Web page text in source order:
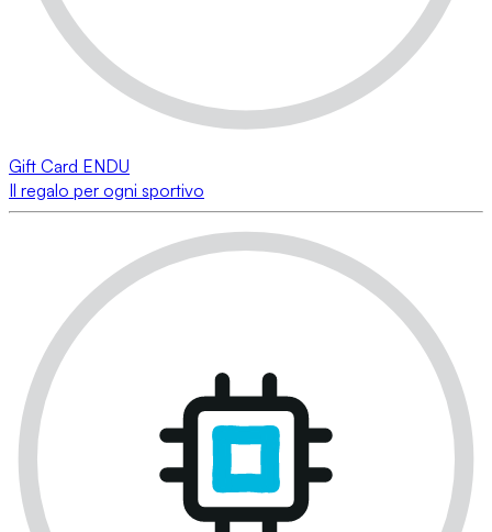
Gift Card ENDU
Il regalo per ogni sportivo